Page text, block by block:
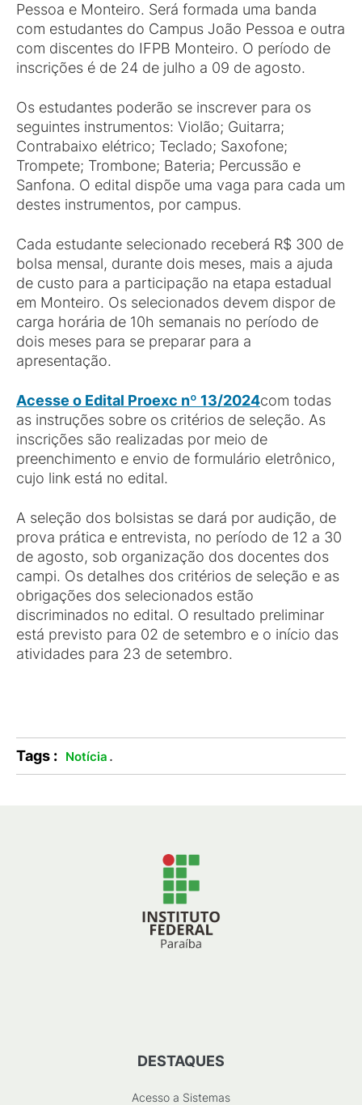
Pessoa e Monteiro. Será formada uma banda
com estudantes do Campus João Pessoa e outra
com discentes do IFPB Monteiro. O período de
inscrições é de 24 de julho a 09 de agosto.
Os estudantes poderão se inscrever para os
seguintes instrumentos: Violão; Guitarra;
Contrabaixo elétrico; Teclado; Saxofone;
Trompete; Trombone; Bateria; Percussão e
Sanfona. O edital dispõe uma vaga para cada um
destes instrumentos, por campus.
Cada estudante selecionado receberá R$ 300 de
bolsa mensal, durante dois meses, mais a ajuda
de custo para a participação na etapa estadual
em Monteiro. Os selecionados devem dispor de
carga horária de 10h semanais no período de
dois meses para se preparar para a
apresentação.
Acesse o Edital Proexc nº 13/2024com todas
as instruções sobre os critérios de seleção. As
inscrições são realizadas por meio de
preenchimento e envio de formulário eletrônico,
cujo link está no edital.
A seleção dos bolsistas se dará por audição, de
prova prática e entrevista, no período de 12 a 30
de agosto, sob organização dos docentes dos
campi. Os detalhes dos critérios de seleção e as
obrigações dos selecionados estão
discriminados no edital. O resultado preliminar
está previsto para 02 de setembro e o início das
atividades para 23 de setembro.
Tags : Notícia .
DESTAQUES
Acesso a Sistemas